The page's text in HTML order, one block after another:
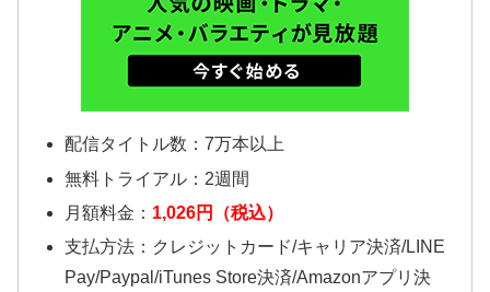
配信タイトル数：7万本以上
無料トライアル：2週間
月額料金： 1,026円（税込）
支払方法：クレジットカード/キャリア決済/LINE
Pay/Paypal/iTunes Store決済/Amazonアプリ決